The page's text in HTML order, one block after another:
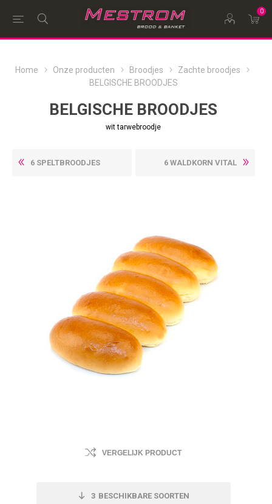
0
Home Onze producten Broodjes
Zachte broodjes
BELGISCHE BROODJES
BELGISCHE BROODJES
wit tarwebroodje
6 SPELTBROODJES 6 WALDKORN VITAL
VERGELIJK PRODUCT
3 BESCHIKBARE SOORTEN